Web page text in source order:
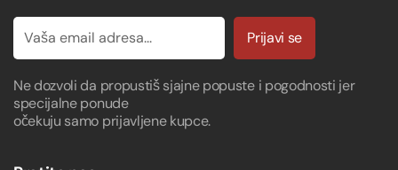
Prijavi se
Ne dozvoli da propustiš sjajne popuste i pogodnosti jer
specijalne ponude
očekuju samo prijavljene kupce.